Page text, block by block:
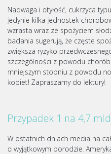
Nadwaga i otyłość, cukrzyca
jedynie kilka jednostek
wzrasta wraz ze spożyciem
badania sugerują, że częste
zwiększa ryzyko
szczególności z powodu
mniejszym stopniu z powodu
kobiet! Zapraszamy do lektury!
Przypadek 1 na 4,7
W ostatnich dniach media na
o wyjątkowym porodzie.